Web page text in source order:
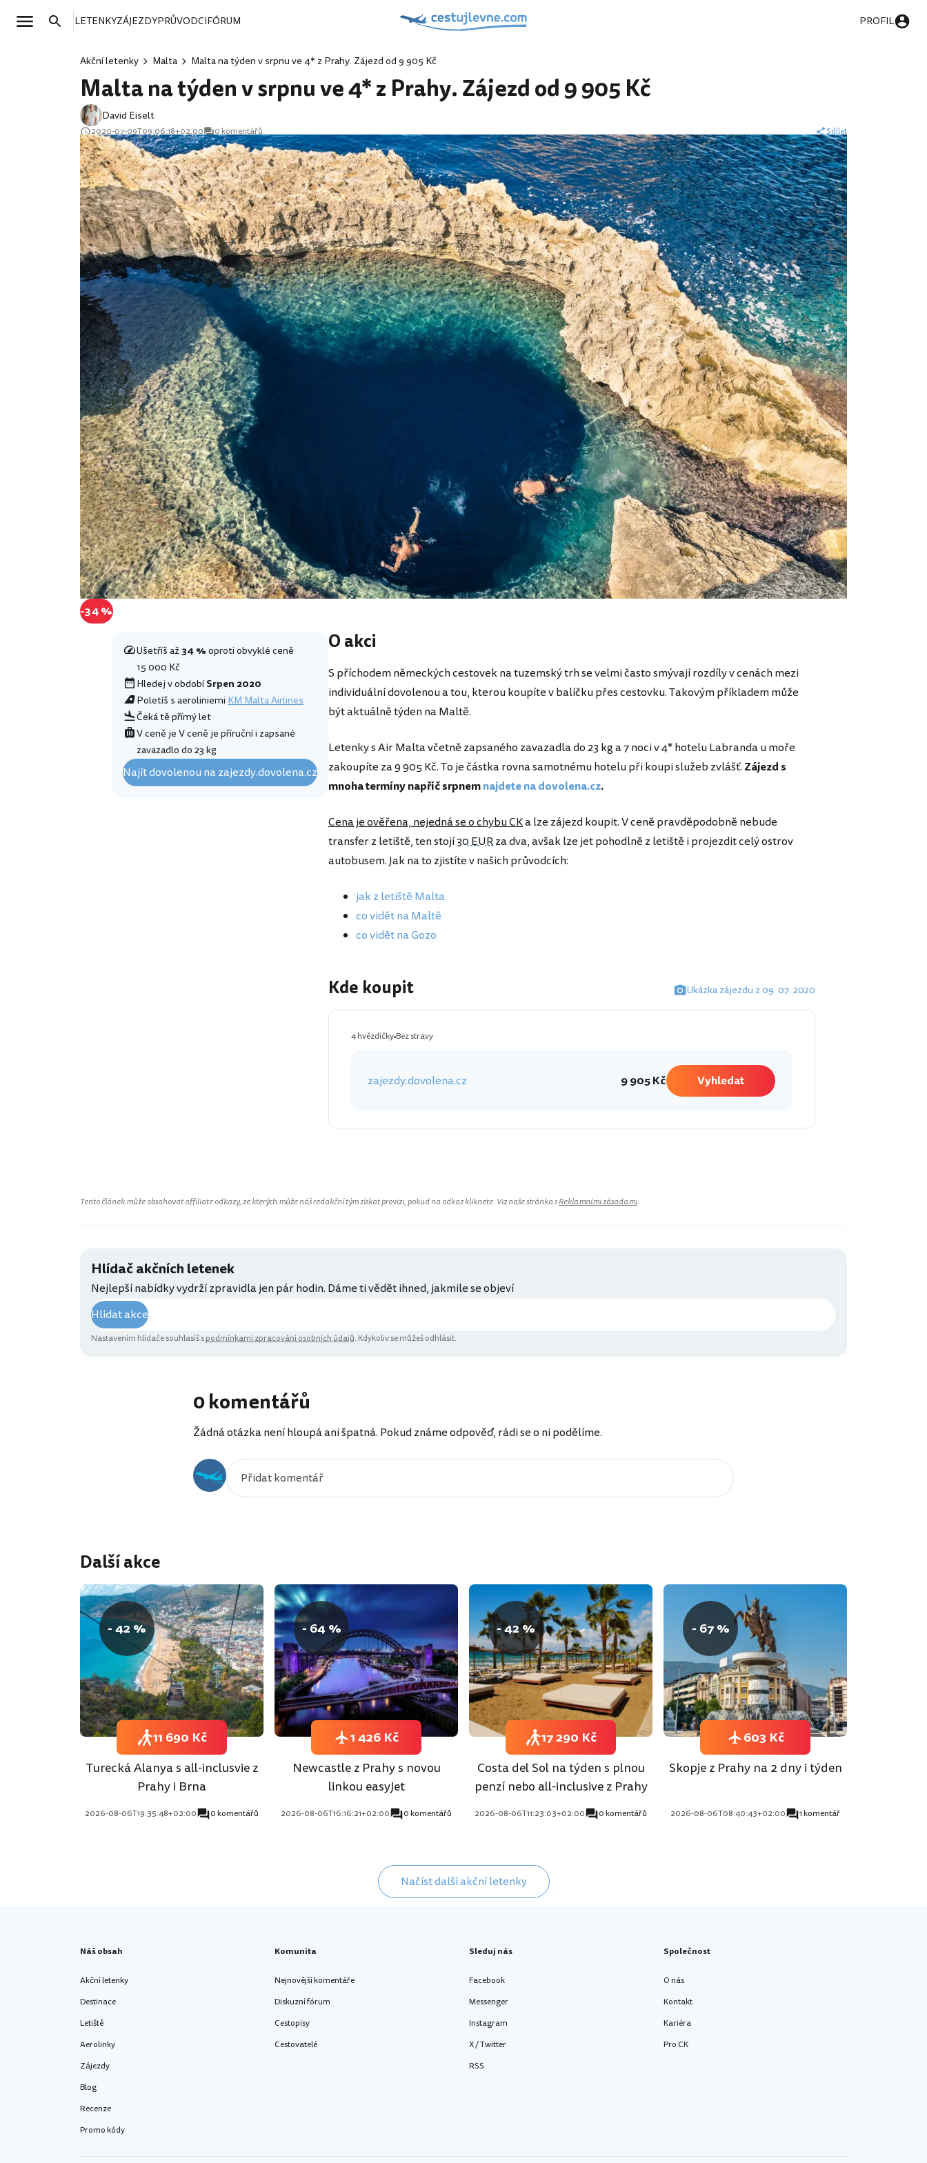
LETENKYZÁJEZDYPRŮVODCIFÓRUM PROFIL
Akční letenky Malta Malta na týden v srpnu ve 4* z Prahy. Zájezd od 9 905 Kč
Malta na týden v srpnu ve 4* z Prahy. Zájezd od 9 905 Kč
David Eiselt
2020-07-09T09:06:18+02:00 0 komentářů Sdílet
-34 %
Ušetříš až34 %oproti obvyklé ceně
15 000 Kč
Hledej v obdobíSrpen 2020
Poletíš s aeroliniemiKM Malta Airlines
Čeká tě přímý let
V ceně je V ceně je příruční i zapsané
zavazadlo do 23 kg
Najít dovolenou na zajezdy.dovolena.cz
O akci
S příchodem německých cestovek na tuzemský trh se velmi často smývají rozdíly v cenách mezi
individuální dovolenou a tou, kterou koupíte v balíčku přes cestovku. Takovým příkladem může
být aktuálně týden na Maltě.
Letenky s Air Malta včetně zapsaného zavazadla do 23 kg a 7 noci v 4* hotelu Labranda u moře
zakoupíte za 9 905 Kč. To je částka rovna samotnému hotelu při koupi služeb zvlášť. Zájezd s
mnoha termíny napříč srpnemnajdete na dovolena.cz.
Cena je ověřena, nejedná se o chybu CKa lze zájezd koupit. V ceně pravděpodobně nebude
transfer z letiště, ten stojí30 EURza dva, avšak lze jet pohodlně z letiště i projezdit celý ostrov
autobusem. Jak na to zjistíte v našich průvodcích:
jak z letiště Malta
co vidět na Maltě
co vidět na Gozo
Kde koupit Ukázka zájezdu z 09. 07. 2020
4 hvězdičky Bez stravy
zajezdy.dovolena.cz 9 905 Kč Vyhledat
Tento článek může obsahovat affiliate odkazy, ze kterých může náš redakční tým získat provizi, pokud na odkaz kliknete. Viz naše stránka sReklamními zásadami.
Hlídač akčních letenek
Nejlepší nabídky vydrží zpravidla jen pár hodin. Dáme ti vědět ihned, jakmile se objeví
Hlídat akce
Nastavením hlídače souhlasíš spodmínkami zpracování osobních údajů. Kdykoliv se můžeš odhlásit.
0 komentářů
Žádná otázka není hloupá ani špatná. Pokud známe odpověď, rádi se o ni podělíme.
Další akce
- 42 %
Turecká Alanya s all-inclusvie z
Prahy i Brna
2026-08-06T19:35:48+02:00 0 komentářů
11 690 Kč
- 64 %
Newcastle z Prahy s novou
linkou easyJet
2026-08-06T16:16:21+02:00 0 komentářů
1 426 Kč
- 42 %
Costa del Sol na týden s plnou
penzí nebo all-inclusive z Prahy
2026-08-06T11:23:03+02:00 0 komentářů
17 290 Kč
- 67 %
Skopje z Prahy na 2 dny i týden
2026-08-06T08:40:43+02:00 1 komentář
603 Kč
Načíst další akční letenky
Náš obsah
Akční letenky
Destinace
Letiště
Aerolinky
Zájezdy
Blog
Recenze
Promo kódy
Komunita
Nejnovější komentáře
Diskuzní fórum
Cestopisy
Cestovatelé
Sleduj nás
Facebook
Messenger
Instagram
X / Twitter
RSS
Společnost
O nás
Kontakt
Kariéra
Pro CK